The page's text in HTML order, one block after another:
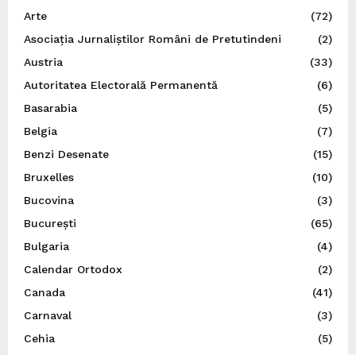
Arte
(72)
Asociația Jurnaliștilor Români de Pretutindeni
(2)
Austria
(33)
Autoritatea Electorală Permanentă
(6)
Basarabia
(5)
Belgia
(7)
Benzi Desenate
(15)
Bruxelles
(10)
Bucovina
(3)
București
(65)
Bulgaria
(4)
Calendar Ortodox
(2)
Canada
(41)
Carnaval
(3)
Cehia
(5)